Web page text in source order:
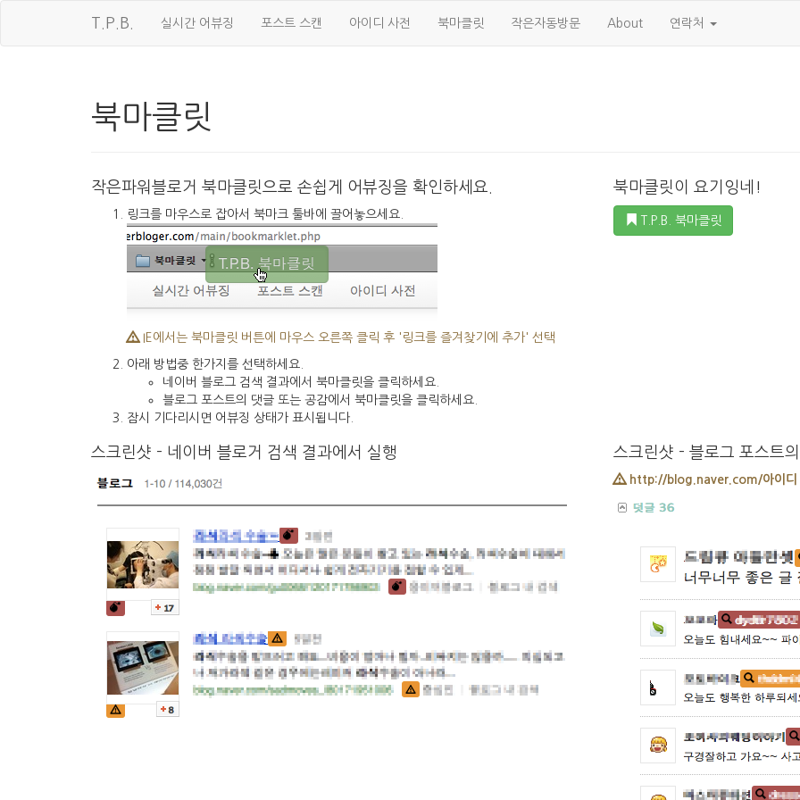
T.P.B. 실시간 어뷰징 포스트 스캔 아이디 사전 북마클릿 작은자동방문 About 연락처
북마클릿
작은파워블로거 북마클릿으로 손쉽게 어뷰징을 확인하세요.
링크를 마우스로 잡아서 북마크 툴바에 끌어놓으세요.
IE에서는 북마클릿 버튼에 마우스 오른쪽 클릭 후 '링크를 즐겨찾기에 추가' 선택
아래 방법중 한가지를 선택하세요.
네이버 블로그 검색 결과에서 북마클릿을 클릭하세요.
블로그 포스트의 댓글 또는 공감에서 북마클릿을 클릭하세요.
잠시 기다리시면 어뷰징 상태가 표시됩니다.
북마클릿이 요기잉네!
T.P.B. 북마클릿
스크린샷 - 네이버 블로거 검색 결과에서 실행 스크린샷 - 블로그 포스트
http://blog.naver.com/아이디